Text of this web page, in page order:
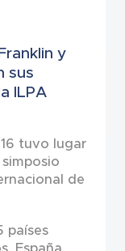
y
sus
ILPA
tuvo lugar
de
países